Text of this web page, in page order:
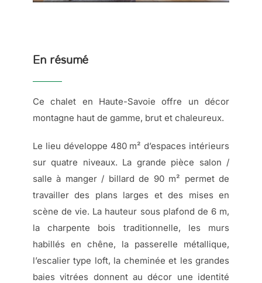
En résumé
Ce chalet en Haute-Savoie offre un décor
montagne haut de gamme, brut et chaleureux.
Le lieu développe 480 m² d’espaces intérieurs
sur quatre niveaux. La grande pièce salon /
salle à manger / billard de 90 m² permet de
travailler des plans larges et des mises en
scène de vie. La hauteur sous plafond de 6 m,
la charpente bois traditionnelle, les murs
habillés en chêne, la passerelle métallique,
l’escalier type loft, la cheminée et les grandes
baies vitrées donnent au décor une identité